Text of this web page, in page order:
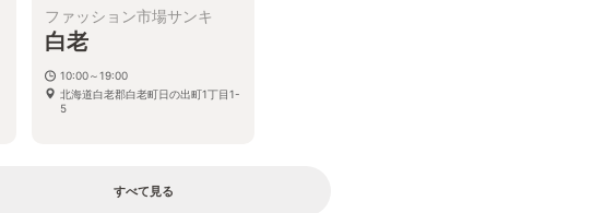
ファッション市場サンキ
白老
10:00～19:00
北海道白老郡白老町日の出町1丁目1-
5
すべて見る